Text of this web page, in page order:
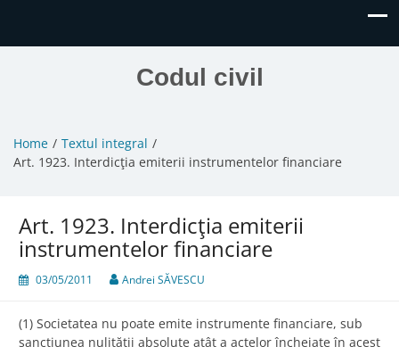
Codul civil
Home
Textul integral
Art. 1923. Interdicţia emiterii instrumentelor financiare
Art. 1923. Interdicţia emiterii
instrumentelor financiare
03/05/2011 Andrei SĂVESCU
(1) Societatea nu poate emite instrumente financiare, sub
sancţiunea nulităţii absolute atât a actelor încheiate în acest